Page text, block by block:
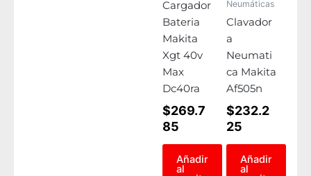
Cargador
Bateria
Makita
Xgt 40v
Max
Dc40ra
$269.7
85
Añadir
al
Neumáticas
Clavador
a
Neumati
ca Makita
Af505n
$232.2
25
Añadir
al